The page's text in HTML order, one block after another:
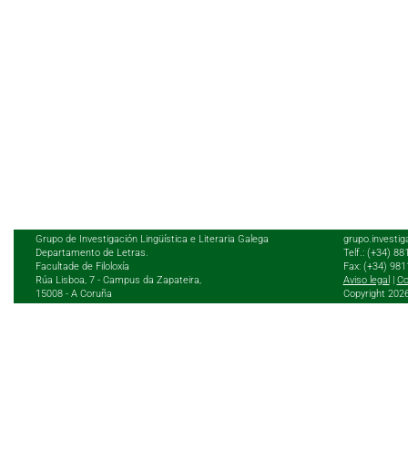
Grupo de Investigación Lingüística e Literaria Galega
Departamento de Letras.
Facultade de Filoloxía
Rúa Lisboa, 7 - Campus da Zapateira,
15008 - A Coruña
Telf.: (+34)
Fax: (+34)
Aviso legal
Copyright